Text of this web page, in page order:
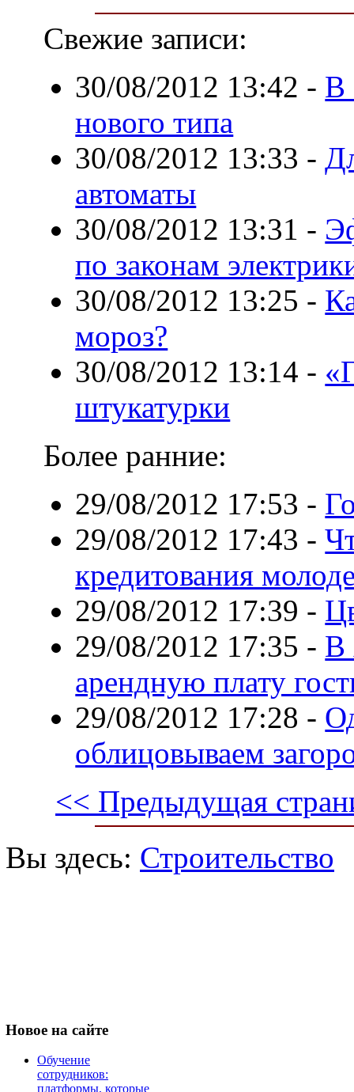
Свежие записи:
30/08/2012 13:42 - В
нового типа
30/08/2012 13:33 -
автоматы
30/08/2012 13:31 -
по законам
30/08/2012 13:25 -
мороз?
30/08/2012 13:14 -
штукатурки
Более ранние:
29/08/2012 17:53 -
29/08/2012 17:43 -
кредитования
29/08/2012 17:39 -
29/08/2012 17:35 - В
арендную плату
29/08/2012 17:28 -
облицовываем
<< Предыдущая
Вы здесь: Строительство
Новое на сайте
Обучение
сотрудников:
платформы, которые